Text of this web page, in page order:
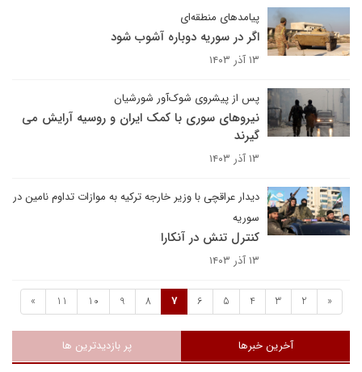
پیامدهای منطقه‌ای
اگر در سوریه دوباره آشوب شود
۱۳ آذر ۱۴۰۳
پس از پیشروی شوک‌آور شورشیان
نیروهای سوری با کمک ایران و روسیه آرایش می
گیرند
۱۳ آذر ۱۴۰۳
دیدار عراقچی با وزیر خارجه ترکیه به موازات تداوم نامین در
سوریه
کنترل تنش در آنکارا
۱۳ آذر ۱۴۰۳
«
2
3
4
5
6
7
8
9
10
11
»
آخرین خبرها پر بازدیدترین ها